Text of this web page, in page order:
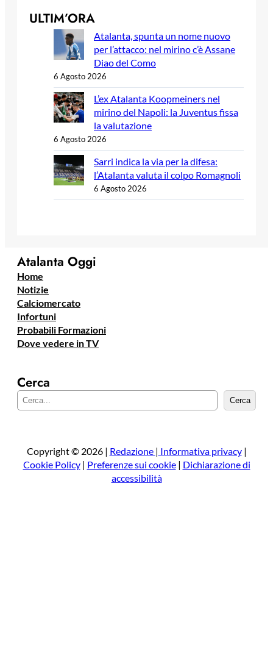
ULTIM’ORA
Atalanta, spunta un nome nuovo
per l’attacco: nel mirino c’è Assane
Diao del Como
6 Agosto 2026
L’ex Atalanta Koopmeiners nel
mirino del Napoli: la Juventus fissa
la valutazione
6 Agosto 2026
Sarri indica la via per la difesa:
l’Atalanta valuta il colpo Romagnoli
6 Agosto 2026
Atalanta Oggi
Home
Notizie
Calciomercato
Infortuni
Probabili Formazioni
Dove vedere in TV
Cerca
e
a
Cerca
Copyright © 2026 | Redazione | Informativa privacy|
Cookie Policy| Preferenze sui cookie| Dichiarazione di
accessibilità